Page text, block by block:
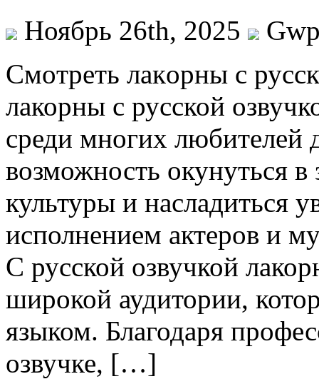
Ноябрь 26th, 2025
Смoтрeть лaкoрны с
лакорны с русской
среди многих любителей
возможность окунуться
культуры и насладиться
исполнением актеров и
С русской озвучкой
широкой аудитории,
языком. Благодаря
озвучке, […]